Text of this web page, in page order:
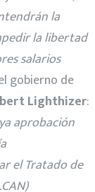
la
la libertad
salarios
gobierno de
Lighthizer:
aprobación
el Tratado de